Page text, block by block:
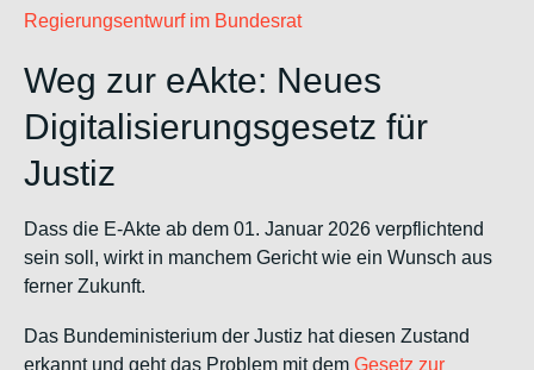
Regierungsentwurf im Bundesrat
Weg zur eAkte: Neues
Digitalisierungsgesetz für
Justiz
Dass die E-Akte ab dem 01. Januar 2026 verpflichtend
sein soll, wirkt in manchem Gericht wie ein Wunsch aus
ferner Zukunft.
Das Bundeministerium der Justiz hat diesen Zustand
erkannt und geht das Problem mit dem Gesetz zur